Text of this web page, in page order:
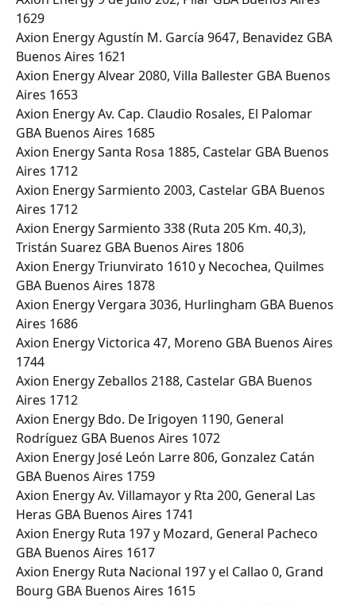
1629
Axion Energy Agustín M. García 9647, Benavidez GBA
Buenos Aires 1621
Axion Energy Alvear 2080, Villa Ballester GBA Buenos
Aires 1653
Axion Energy Av. Cap. Claudio Rosales, El Palomar
GBA Buenos Aires 1685
Axion Energy Santa Rosa 1885, Castelar GBA Buenos
Aires 1712
Axion Energy Sarmiento 2003, Castelar GBA Buenos
Aires 1712
Axion Energy Sarmiento 338 (Ruta 205 Km. 40,3),
Tristán Suarez GBA Buenos Aires 1806
Axion Energy Triunvirato 1610 y Necochea, Quilmes
GBA Buenos Aires 1878
Axion Energy Vergara 3036, Hurlingham GBA Buenos
Aires 1686
Axion Energy Victorica 47, Moreno GBA Buenos Aires
1744
Axion Energy Zeballos 2188, Castelar GBA Buenos
Aires 1712
Axion Energy Bdo. De Irigoyen 1190, General
Rodríguez GBA Buenos Aires 1072
Axion Energy José León Larre 806, Gonzalez Catán
GBA Buenos Aires 1759
Axion Energy Av. Villamayor y Rta 200, General Las
Heras GBA Buenos Aires 1741
Axion Energy Ruta 197 y Mozard, General Pacheco
GBA Buenos Aires 1617
Axion Energy Ruta Nacional 197 y el Callao 0, Grand
Bourg GBA Buenos Aires 1615